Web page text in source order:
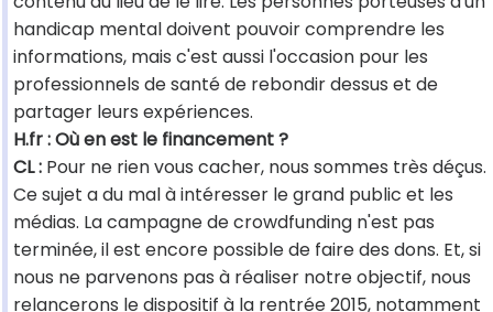
handicap mental doivent pouvoir comprendre les
informations, mais c'est aussi l'occasion pour les
professionnels de santé de rebondir dessus et de
partager leurs expériences.
H.fr : Où en est le financement ?
CL : Pour ne rien vous cacher, nous sommes très déçus.
Ce sujet a du mal à intéresser le grand public et les
médias. La campagne de crowdfunding n'est pas
terminée, il est encore possible de faire des dons. Et, si
nous ne parvenons pas à réaliser notre objectif, nous
relancerons le dispositif à la rentrée 2015, notamment